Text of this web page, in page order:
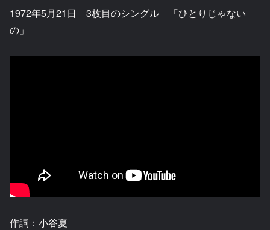
1972年5月21日 3枚目のシングル 「ひとりじゃない
の」
作詞：小谷夏